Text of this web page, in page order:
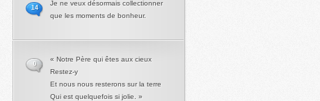
Je ne veux désormais collectionner
que les moments de bonheur.
14
« Notre Père qui êtes aux cieux
Restez-y
Et nous nous resterons sur la terre
Qui est quelquefois si jolie. »
0